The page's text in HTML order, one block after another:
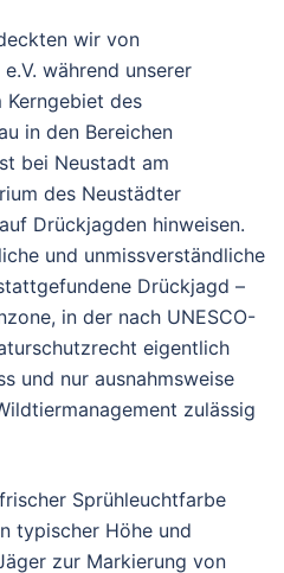
wir von
während unserer
Kerngebiet des
in den Bereichen
bei Neustadt am
des Neustädter
Drückjagden hinweisen.
und unmissverständliche
Drückjagd –
, in der nach UNESCO-
eigentlich
und nur ausnahmsweise
zulässig
Sprühleuchtfarbe
typischer Höhe und
zur Markierung von